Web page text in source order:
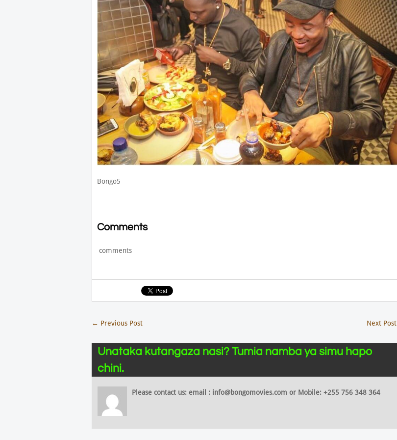
Bongo5
Comments
comments
← Previous Post Next Post
Unataka kutangaza nasi? Tumia namba ya simu hapo
chini.
Please contact us: email : info@bongomovies.com or Mobile: +255 756 348 364